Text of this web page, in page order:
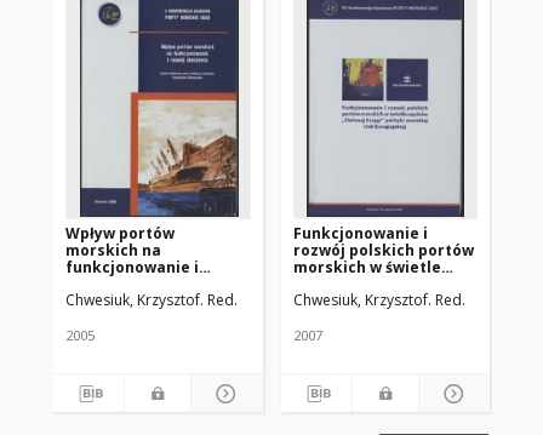
Wpływ portów
morskich na
funkcjonowanie i
Chwesiuk, Krzysztof. Red.
2005
Funkcjonowanie i
rozwój polskich portów
morskich w świetle
Księgi" polityki
Europejskiej
Chwesiuk, Krzysztof. Red.
2007